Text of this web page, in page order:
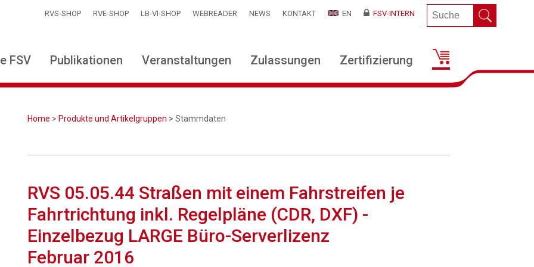
RVS-SHOP RVE-SHOP LB-VI-SHOP WEBREADER NEWS KONTAKT EN FSV-INTERN
FSV Publikationen Veranstaltungen Zulassungen Zertifizierung
Home > Produkte und Artikelgruppen > Stammdaten
RVS 05.05.44 Straßen mit einem Fahrstreifen je
Fahrtrichtung inkl. Regelpläne (CDR, DXF) -
Einzelbezug LARGE Büro-Serverlizenz
Februar 2016